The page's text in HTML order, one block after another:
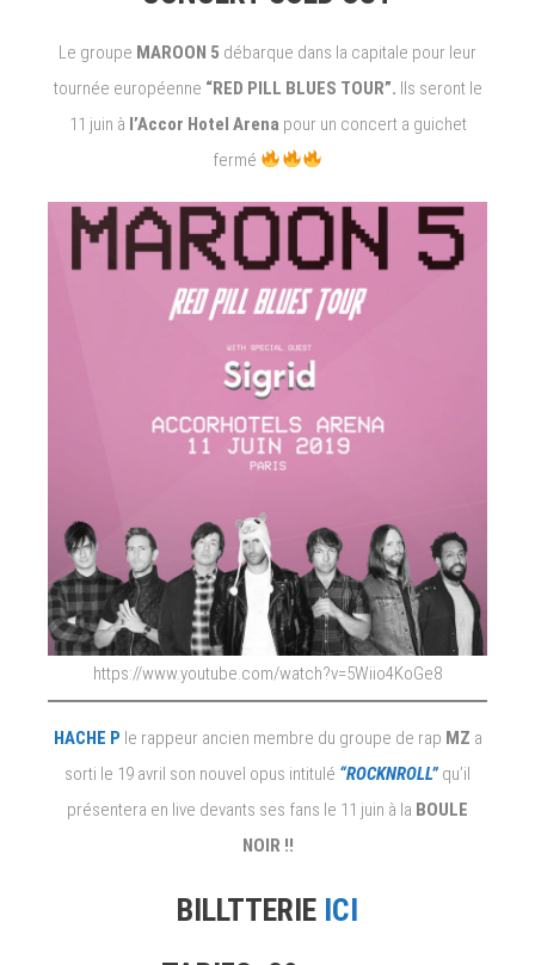
Le groupe MAROON 5 débarque dans la capitale pour leur
tournée européenne “RED PILL BLUES TOUR”. Ils seront le
11 juin à l’Accor Hotel Arena pour un concert a guichet
fermé
https://www.youtube.com/watch?v=5Wiio4KoGe8
HACHE P le rappeur ancien membre du groupe de rap MZ a
sorti le 19 avril son nouvel opus intitulé “ROCKNROLL” qu’il
présentera en live devants ses fans le 11 juin à la BOULE
NOIR !!
BILLTTERIE ICI